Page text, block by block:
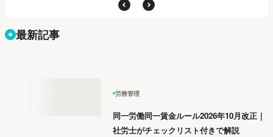
最新記事
労務管理
同一労働同一賃金ルール2026年10月改正｜
社労士がチェックリスト付きで解説